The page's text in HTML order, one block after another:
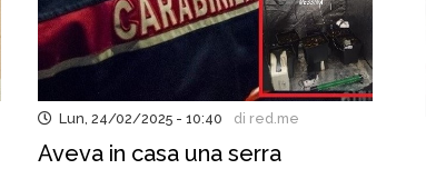
Lun, 24/02/2025 - 10:40 di red.me
Aveva in casa una serra